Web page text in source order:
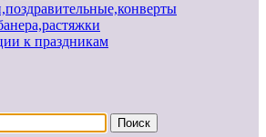
к праздникам